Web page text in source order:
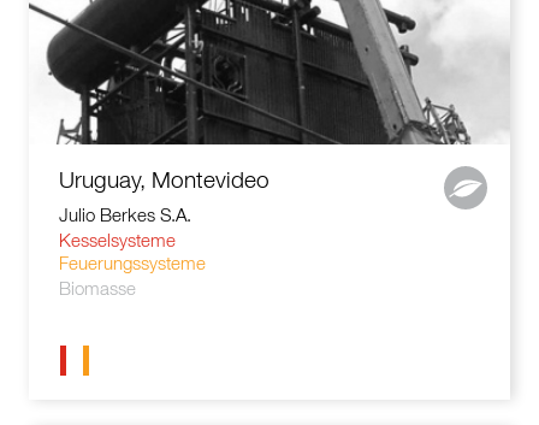
Uruguay, Montevideo
Julio Berkes S.A.
Kesselsysteme
Feuerungssysteme
Biomasse